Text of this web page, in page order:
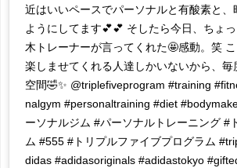
近はいいペースでパーソナルと有酸素と、
ようにしてます💕💕 そしたら今日、ちょ
木トレーナーが言ってくれた🤩感動。笑
楽しませてくれる人達しかいないから、毎
空間🤣✨ @triplefiveprogram #training
nalgym #personaltraining #diet
ーソナルジム #パーソナルトレーニング #
ム #555 #トリプルファイブプログラム
didas #adidasoriginals #adidastokyo